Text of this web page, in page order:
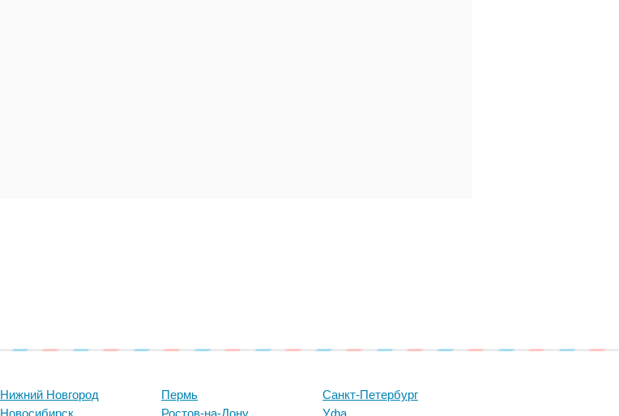
Нижний Новгород
Пермь
Санкт-Петербург